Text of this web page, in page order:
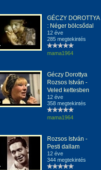
GÉCZY DOROTTYA
: Néger bölcsődal
12 éve
285 megtekintés
mama1964
Géczy Dorottya
Rozsos István -
Veled kettesben
12 éve
358 megtekintés
mama1964
Rozsos István -
Pesti dallam
12 éve
344 megtekintés